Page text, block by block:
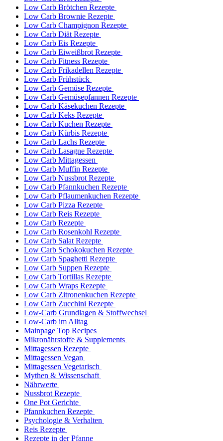
Low Carb Brötchen Rezepte
Low Carb Brownie Rezepte
Low Carb Champignon Rezepte
Low Carb Diät Rezepte
Low Carb Eis Rezepte
Low Carb Eiweißbrot Rezepte
Low Carb Fitness Rezepte
Low Carb Frikadellen Rezepte
Low Carb Frühstück
Low Carb Gemüse Rezepte
Low Carb Gemüsepfannen Rezepte
Low Carb Käsekuchen Rezepte
Low Carb Keks Rezepte
Low Carb Kuchen Rezepte
Low Carb Kürbis Rezepte
Low Carb Lachs Rezepte
Low Carb Lasagne Rezepte
Low Carb Mittagessen
Low Carb Muffin Rezepte
Low Carb Nussbrot Rezepte
Low Carb Pfannkuchen Rezepte
Low Carb Pflaumenkuchen Rezepte
Low Carb Pizza Rezepte
Low Carb Reis Rezepte
Low Carb Rezepte
Low Carb Rosenkohl Rezepte
Low Carb Salat Rezepte
Low Carb Schokokuchen Rezepte
Low Carb Spaghetti Rezepte
Low Carb Suppen Rezepte
Low Carb Tortillas Rezepte
Low Carb Wraps Rezepte
Low Carb Zitronenkuchen Rezepte
Low Carb Zucchini Rezepte
Low-Carb Grundlagen & Stoffwechsel
Low-Carb im Alltag
Mainpage Top Recipes
Mikronährstoffe & Supplements
Mittagessen Rezepte
Mittagessen Vegan
Mittagessen Vegetarisch
Mythen & Wissenschaft
Nährwerte
Nussbrot Rezepte
One Pot Gerichte
Pfannkuchen Rezepte
Psychologie & Verhalten
Reis Rezepte
Rezepte in der Pfanne